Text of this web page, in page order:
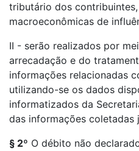
tributário dos
macroeconômicas de
II - serão realizados por
arrecadação e do
informações relacionadas
utilizando-se os dados
informatizados da
das informações coletadas
§ 2º O débito não